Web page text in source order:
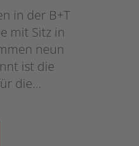
in der B+T
mit Sitz in
neun
ist die
die…